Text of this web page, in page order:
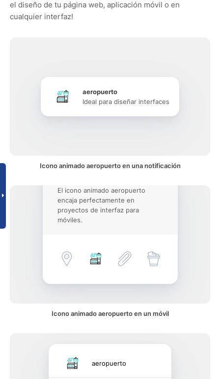
el diseño de tu página web, aplicación móvil o en
cualquier interfaz!
aeropuerto
Ideal para diseñar interfaces
Icono animado aeropuerto en una notificación
El icono animado aeropuerto
encaja perfectamente en
proyectos de interfaz para
móviles.
Icono animado aeropuerto en un móvil
aeropuerto